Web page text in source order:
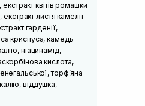
квітів ромашки
екстракт листя камелії
гарденії,
криспуса, камедь
ніацинамід,
кислота,
торф’яна
віддушка,